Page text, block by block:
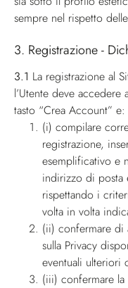
sempre nel rispetto
3. Registrazione -
3.1 La registrazione al
l’Utente deve accedere
tasto “Crea Account” e:
(i) compilare
registrazione,
esemplificativo e
indirizzo di posta
rispettando i
volta in volta
(ii) confermare di
sulla Privacy
eventuali ulteriori
(iii) confermare la